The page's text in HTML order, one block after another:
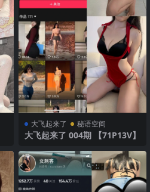
大飞起来了 秘语空间
大飞起来了 004期 【71P13V】